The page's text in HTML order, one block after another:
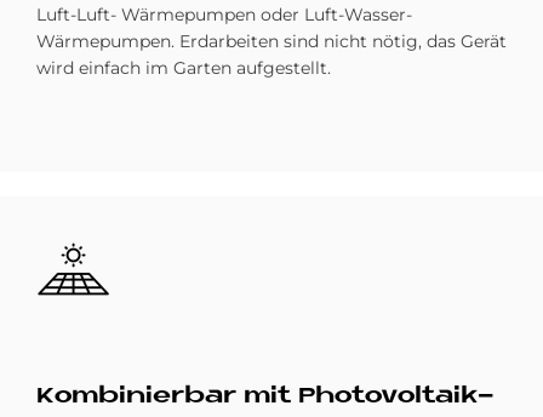
Luft-Luft- Wärmepumpen oder Luft-Wasser-
Wärmepumpen. Erdarbeiten sind nicht nötig, das Gerät
wird einfach im Garten aufgestellt.
Bild
Kom­bi­nier­bar mit Pho­to­vol­ta­ik-